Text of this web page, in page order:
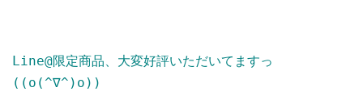
Line@限定商品、大変好評いただいてますっ
((o(^∇^)o))